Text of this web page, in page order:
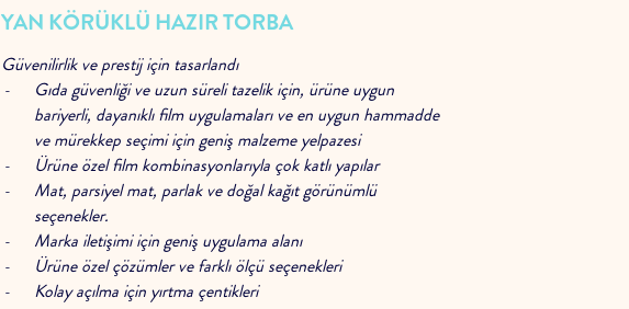
YAN KÖRÜKLÜ HAZIR TORBA
Güvenilirlik ve prestij için tasarlandı
Gıda güvenliği ve uzun süreli tazelik için, ürüne uygun
bariyerli, dayanıklı film uygulamaları ve en uygun hammadde
ve mürekkep seçimi için geniş malzeme yelpazesi
Ürüne özel film kombinasyonlarıyla çok katlı yapılar
Mat, parsiyel mat, parlak ve doğal kağıt görünümlü
seçenekler.
Marka iletişimi için geniş uygulama alanı
Ürüne özel çözümler ve farklı ölçü seçenekleri
Kolay açılma için yırtma çentikleri